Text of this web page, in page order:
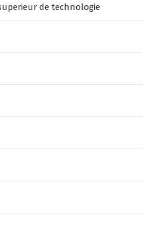
de technologie